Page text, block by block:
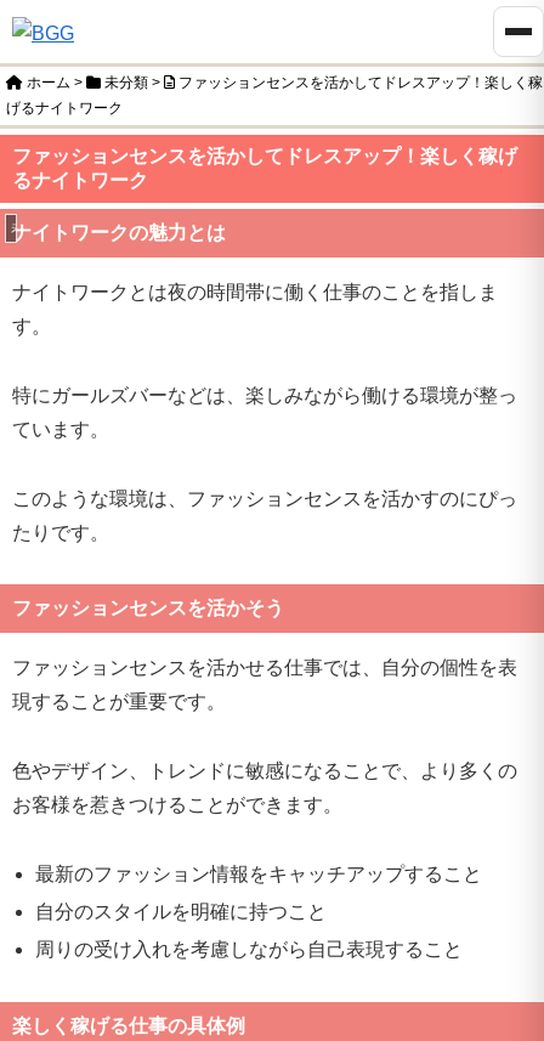
ホーム > 未分類 >
ファッションセンスを活かしてドレスアップ！楽しく稼
げるナイトワーク
ファッションセンスを活かしてドレスアップ！楽しく稼げ
るナイトワーク
未分類
ナイトワークの魅力とは
ナイトワークとは夜の時間帯に働く仕事のことを指しま
す。
特にガールズバーなどは、楽しみながら働ける環境が整っ
ています。
このような環境は、ファッションセンスを活かすのにぴっ
たりです。
ファッションセンスを活かそう
ファッションセンスを活かせる仕事では、自分の個性を表
現することが重要です。
色やデザイン、トレンドに敏感になることで、より多くの
お客様を惹きつけることができます。
最新のファッション情報をキャッチアップすること
自分のスタイルを明確に持つこと
周りの受け入れを考慮しながら自己表現すること
楽しく稼げる仕事の具体例